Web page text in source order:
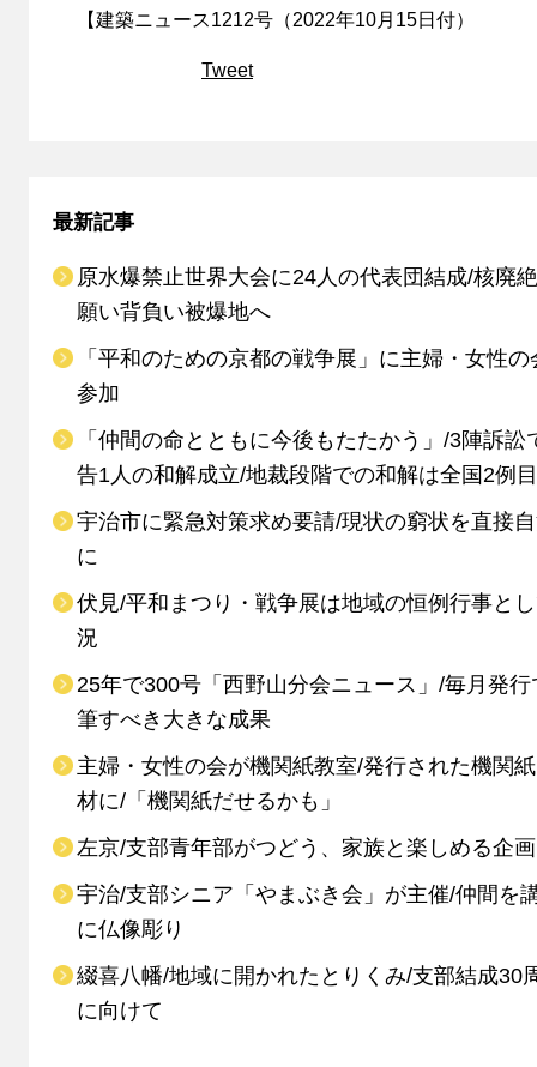
【建築ニュース1212号（2022年10月15日付）
Tweet
最新記事
原水爆禁止世界大会に24人の代表団結成/核廃
願い背負い被爆地へ
「平和のための京都の戦争展」に主婦・女性の
参加
「仲間の命とともに今後もたたかう」/3陣訴訟
告1人の和解成立/地裁段階での和解は全国2例目
宇治市に緊急対策求め要請/現状の窮状を直接
に
伏見/平和まつり・戦争展は地域の恒例行事と
況
25年で300号「西野山分会ニュース」/毎月発行
筆すべき大きな成果
主婦・女性の会が機関紙教室/発行された機関
材に/「機関紙だせるかも」
左京/支部青年部がつどう、家族と楽しめる企
宇治/支部シニア「やまぶき会」が主催/仲間を
に仏像彫り
綴喜八幡/地域に開かれたとりくみ/支部結成30
に向けて